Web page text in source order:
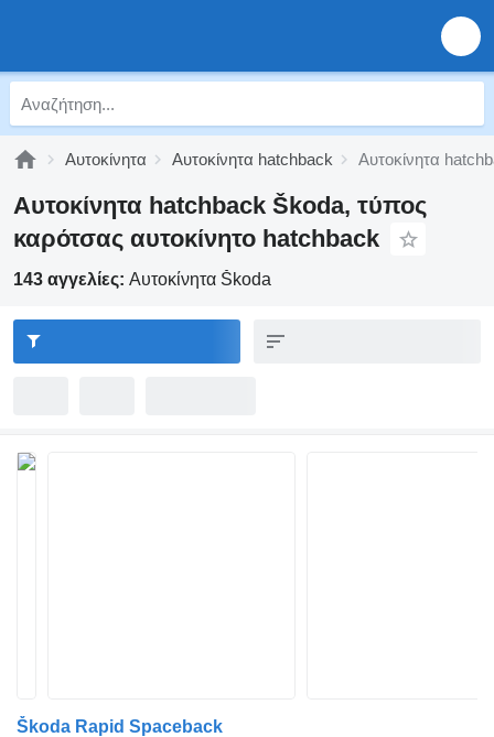
Αυτοκίνητα Αυτοκίνητα hatchback Αυτοκίνητα
Αυτοκίνητα hatchback Škoda, τύπος
καρότσας αυτοκίνητο hatchback
143 αγγελίες: Αυτοκίνητα Škoda
Škoda Rapid Spaceback